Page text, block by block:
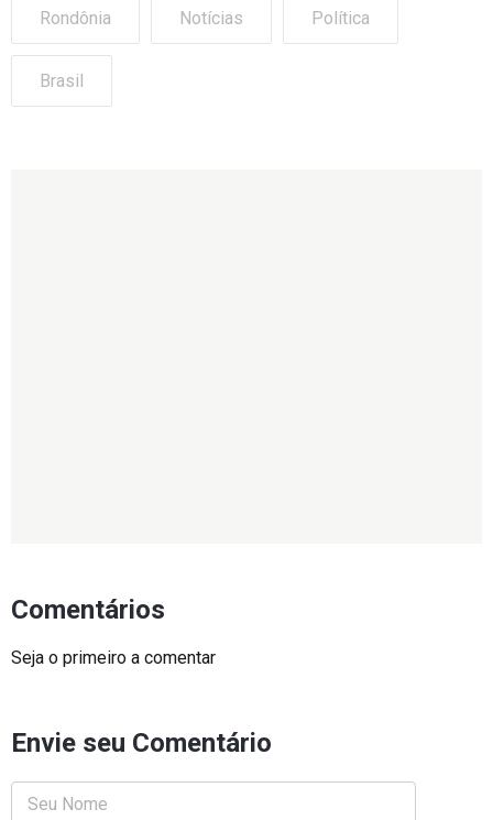
Rondônia Notícias Política
Brasil
Comentários
Seja o primeiro a comentar
Envie seu Comentário